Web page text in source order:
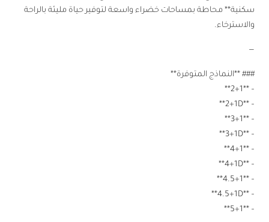
سكنية** محاطة بمساحات خضراء واسعة لتوفير حياة مليئة بالراحة
والاسترخاء.
—
### **النماذج المتوفرة**
– **2+1**
– **2+1D**
– **3+1**
– **3+1D**
– **4+1**
– **4+1D**
– **4.5+1**
– **4.5+1D**
– **5+1**